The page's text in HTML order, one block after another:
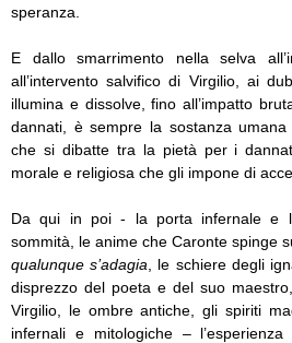
speranza.
E dallo smarrimento nella selva
all’intervento salvifico di Virgilio, ai
illumina e dissolve, fino all’impatto
dannati, è sempre la sostanza umana
che si dibatte tra la pietà per i
morale e religiosa che gli impone di
Da qui in poi - la porta infernale e
sommità, le anime che Caronte spinge
qualunque s’adagia , le schiere degli
disprezzo del poeta e del suo
Virgilio, le ombre antiche, gli spiriti
infernali e mitologiche –